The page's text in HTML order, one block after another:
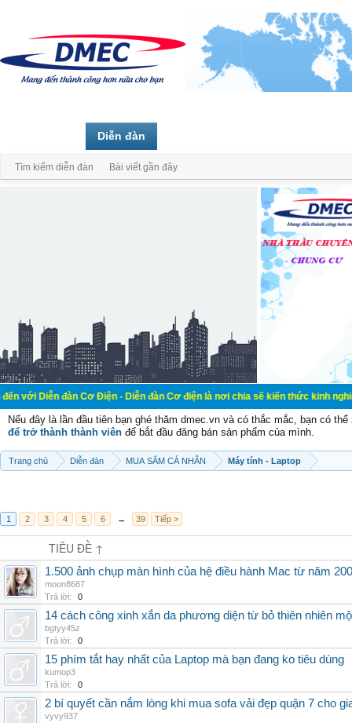
đàn Cơ Điện - Diễn đàn Cơ điện là nơi chia sẽ kiến thức kinh nghiệm
Nếu đây là lần đầu tiên bạn ghé thăm dmec.vn và có thắc mắc, bạn có
để trở thành thành viên để bắt đầu đăng bán sản phẩm của mình.
Trang chủ Diễn đàn MUA SẮM CÁ NHÂN Máy tính - Laptop
1 2 3 4 5 6 → 39 Tiếp >
TIÊU ĐỀ ↑
1.500 ảnh chụp màn hình của hệ điều hành Mac từ năm
moon8687
Trả lời:
0
14 cách công xinh xắn da phương diện từ bỏ thiên nhiên
bgtyy45z
Trả lời:
0
15 phím tắt hay nhất của Laptop mà bạn đang ko tiêu dùng
kumop3
Trả lời:
0
2 bí quyết cần nắm lòng khi mua sofa vải đẹp quận 7 cho
vyvy937
Diễn đàn
Tìm kiếm diễn đàn Bài viết gần đây